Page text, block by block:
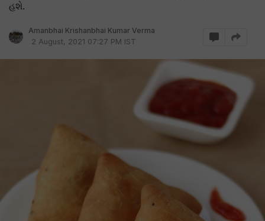
હશે.
Amanbhai Krishanbhai Kumar Verma
2 August, 2021 07:27 PM IST